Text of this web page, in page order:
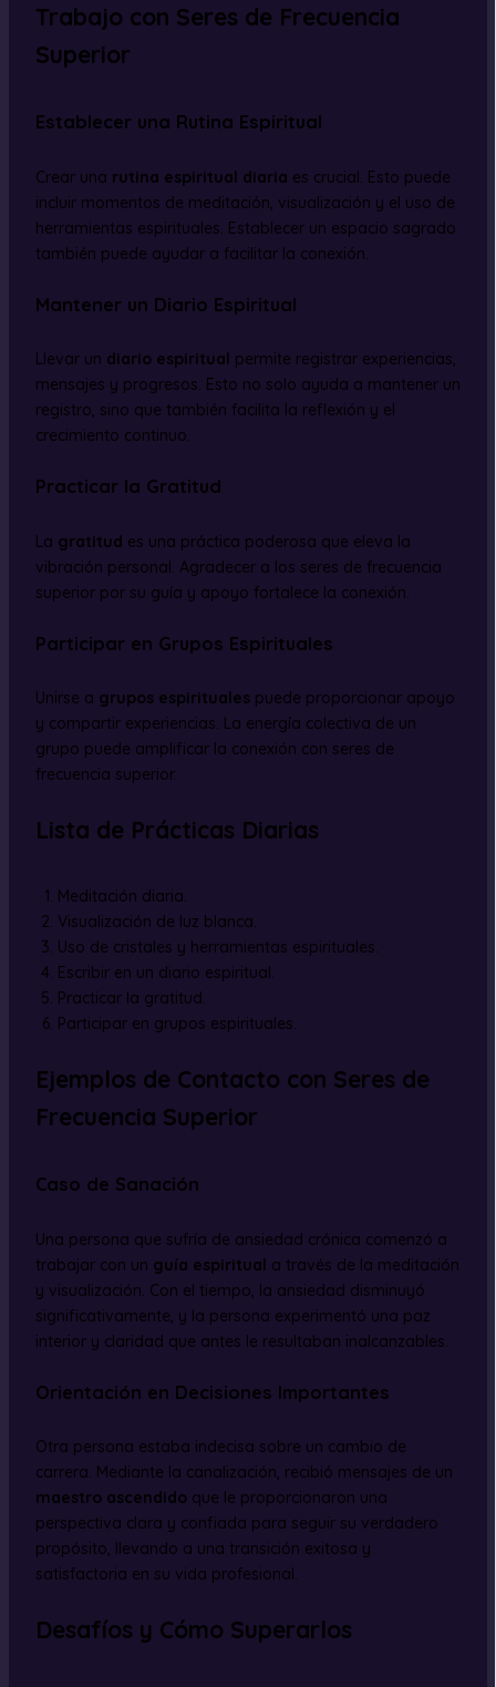
Trabajo con Seres de Frecuencia
Superior
Establecer una Rutina Espiritual
Crear una rutina espiritual diaria es crucial. Esto puede
incluir momentos de meditación, visualización y el uso de
herramientas espirituales. Establecer un espacio sagrado
también puede ayudar a facilitar la conexión.
Mantener un Diario Espiritual
Llevar un diario espiritual permite registrar experiencias,
mensajes y progresos. Esto no solo ayuda a mantener un
registro, sino que también facilita la reflexión y el
crecimiento continuo.
Practicar la Gratitud
La gratitud es una práctica poderosa que eleva la
vibración personal. Agradecer a los seres de frecuencia
superior por su guía y apoyo fortalece la conexión.
Participar en Grupos Espirituales
Unirse a grupos espiritualespuede proporcionar apoyo
y compartir experiencias. La energía colectiva de un
grupo puede amplificar la conexión con seres de
frecuencia superior.
Lista de Prácticas Diarias
Meditación diaria.
Visualización de luz blanca.
Uso de cristales y herramientas espirituales.
Escribir en un diario espiritual.
Practicar la gratitud.
Participar en grupos espirituales.
Ejemplos de Contacto con Seres de
Frecuencia Superior
Caso de Sanación
Una persona que sufría de ansiedad crónica comenzó a
trabajar con un guía espiritual a través de la meditación
y visualización. Con el tiempo, la ansiedad disminuyó
significativamente, y la persona experimentó una paz
interior y claridad que antes le resultaban inalcanzables.
Orientación en Decisiones Importantes
Otra persona estaba indecisa sobre un cambio de
carrera. Mediante la canalización, recibió mensajes de un
maestro ascendidoque le proporcionaron una
perspectiva clara y confiada para seguir su verdadero
propósito, llevando a una transición exitosa y
satisfactoria en su vida profesional.
Desafíos y Cómo Superarlos